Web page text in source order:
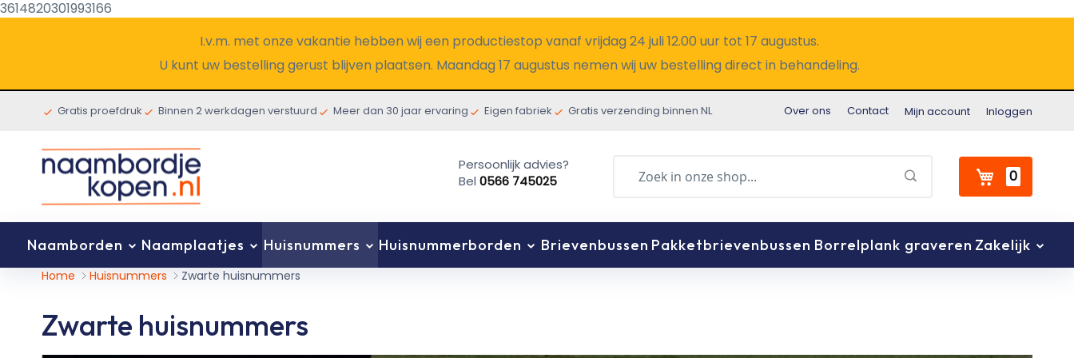
3614820301993166
I.v.m. met onze vakantie hebben wij een productiestop vanaf vrijdag 24 juli 12.00 uur tot 17 augustus.
U kunt uw bestelling gerust blijven plaatsen. Maandag 17 augustus nemen wij uw bestelling direct in behandeling.
Ga
de
inhoud
Gratis proefdruk Binnen 2 werkdagen verstuurd Meer dan 30 jaar ervaring Eigen fabriek Gratis verzending binnen NL Over ons Contact Mijn account Inloggen
0
Zoeken
Persoonlijk advies?
Bel 0566 745025
Naamborden Naamplaatjes Huisnummers Huisnummerborden Brievenbussen Pakketbrievenbussen Borrelplank graveren Zakelijk
Home Huisnummers Zwarte huisnummers
Zwarte huisnummers